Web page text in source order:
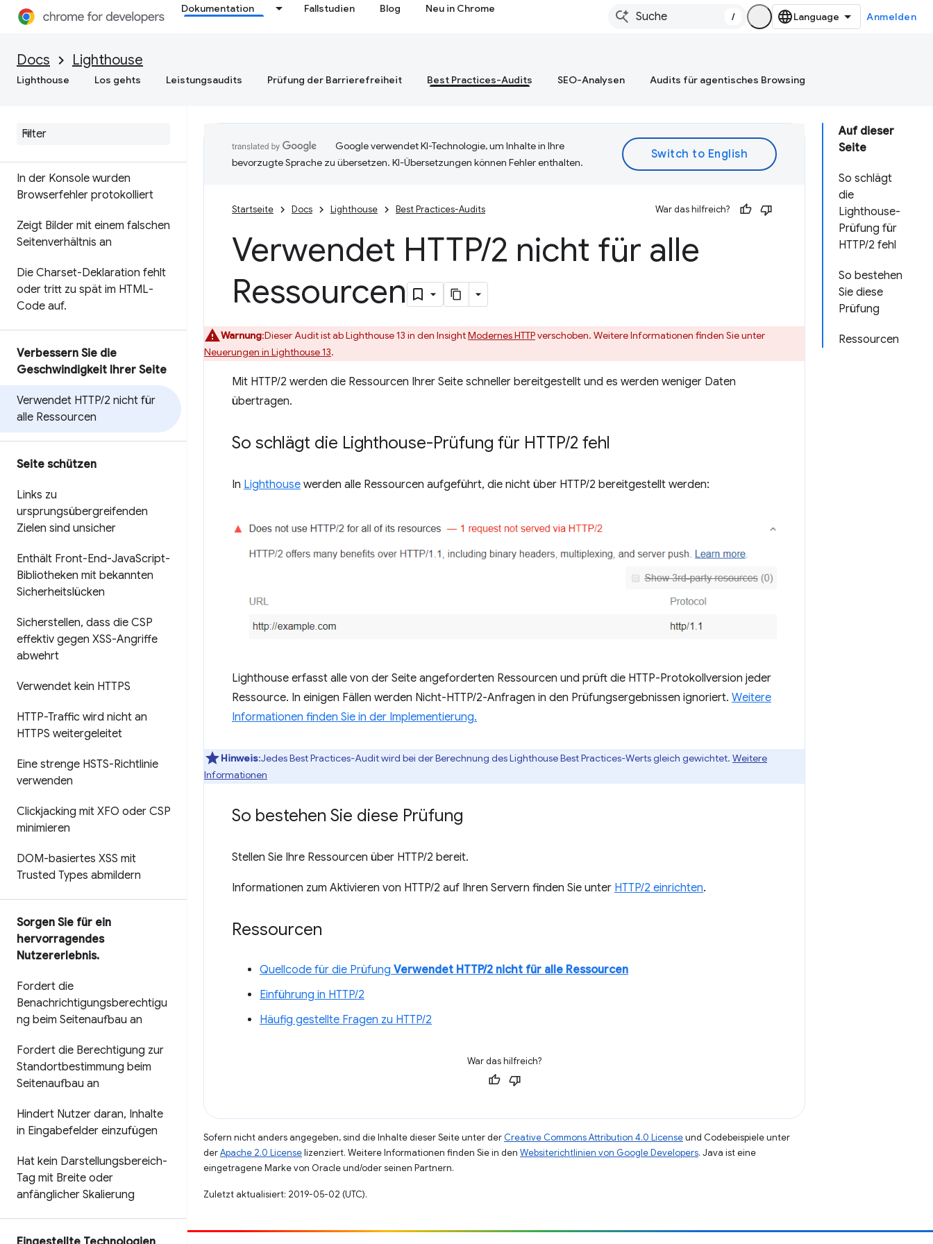
Dokumentation Fallstudien Blog Neu in Chrome
/ Anmelden
Docs Lighthouse
Lighthouse Los gehts Leistungsaudits Prüfung der Barrierefreiheit Best Practices-Audits SEO-Analysen Audits für agentisches Browsing
Allgemeine Best Practices
DOCTYPE
In der Konsole wurden
Browserfehler protokolliert
Zeigt Bilder mit einem falschen
Seitenverhältnis an
Die Charset-Deklaration fehlt
oder tritt zu spät im HTML-
Code auf.
Verbessern Sie die
Geschwindigkeit Ihrer Seite
Verwendet HTTP/2 nicht für
alle Ressourcen
Seite schützen
Links zu
ursprungsübergreifenden
Zielen sind unsicher
Enthält Front-End-JavaScript-
Bibliotheken mit bekannten
Sicherheitslücken
Sicherstellen, dass die CSP
effektiv gegen XSS-Angriffe
abwehrt
Verwendet kein HTTPS
HTTP-Traffic wird nicht an
HTTPS weitergeleitet
Eine strenge HSTS-Richtlinie
verwenden
Clickjacking mit XFO oder CSP
minimieren
DOM-basiertes XSS mit
Trusted Types abmildern
Sorgen Sie für ein
hervorragendes
Nutzererlebnis.
Fordert die
Benachrichtigungsberechtigu
ng beim Seitenaufbau an
Fordert die Berechtigung zur
Standortbestimmung beim
Seitenaufbau an
Hindert Nutzer daran, Inhalte
in Eingabefelder einzufügen
Hat kein Darstellungsbereich-
Tag mit Breite oder
anfänglicher Skalierung
Auf dieser
Seite
So schlägt
die
Lighthouse-
Prüfung für
HTTP/2 fehl
So bestehen
Sie diese
Prüfung
Ressourcen
Google verwendet KI-Technologie, um Inhalte in Ihre
bevorzugte Sprache zu übersetzen. KI-Übersetzungen können Fehler enthalten.
Startseite Docs Lighthouse Best Practices-Audits War das hilfreich?
Verwendet HTTP/2 nicht für alle
Ressourcen
Warnung:Dieser Audit ist ab Lighthouse 13 in den InsightModernes HTTPverschoben. Weitere Informationen finden Sie unter
Neuerungen in Lighthouse 13.
Mit HTTP/2 werden die Ressourcen Ihrer Seite schneller bereitgestellt und es werden weniger Daten
übertragen.
So schlägt die Lighthouse-Prüfung für HTTP/2 fehl
In Lighthouse werden alle Ressourcen aufgeführt, die nicht über HTTP/2 bereitgestellt werden:
Lighthouse erfasst alle von der Seite angeforderten Ressourcen und prüft die HTTP-Protokollversion jeder
Ressource. In einigen Fällen werden Nicht-HTTP/2-Anfragen in den Prüfungsergebnissen ignoriert. Weitere
Informationen finden Sie in der Implementierung.
Hinweis:Jedes Best Practices-Audit wird bei der Berechnung des Lighthouse Best Practices-Werts gleich gewichtet. Weitere
Informationen
So bestehen Sie diese Prüfung
Stellen Sie Ihre Ressourcen über HTTP/2 bereit.
Informationen zum Aktivieren von HTTP/2 auf Ihren Servern finden Sie unter HTTP/2 einrichten.
Ressourcen
Quellcode für die Prüfung Verwendet HTTP/2 nicht für alle Ressourcen
Einführung in HTTP/2
Häufig gestellte Fragen zu HTTP/2
War das hilfreich?
Sofern nicht anders angegeben, sind die Inhalte dieser Seite unter der Creative Commons Attribution 4.0 Licenseund Codebeispiele unter
derApache 2.0 Licenselizenziert. Weitere Informationen finden Sie in den Websiterichtlinien von Google Developers. Java ist eine
eingetragene Marke von Oracle und/oder seinen Partnern.
Zuletzt aktualisiert: 2019-05-02 (UTC).